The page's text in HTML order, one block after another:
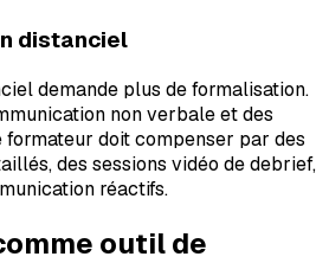
distanciel
demande plus de formalisation.
non verbale et des
formateur doit compenser par des
des sessions vidéo de debrief,
réactifs.
outil de